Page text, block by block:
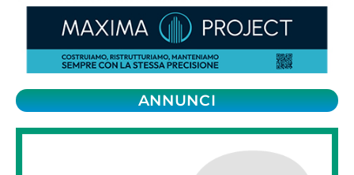
ANNUNCI